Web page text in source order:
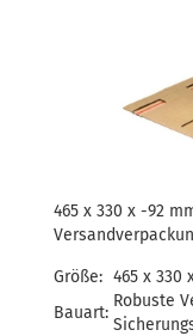
465 x 330 x -92
Größe: 465 x 330
Bauart:
Robuste